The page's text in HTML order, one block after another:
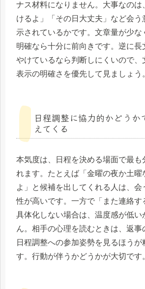
ナス材料になりません。大事なのは
けるよ」「その日大丈夫」など会う
示されているかです。文章量が少な
明確なら十分に前向きです。逆に長
やけているなら判断しにくいので、
表示の明確さを優先して見ましょう
日程調整に協力的かどうか
えてくる
本気度は、日程を決める場面で最も
れます。たとえば「金曜の夜か土曜
よ」と候補を出してくれる人は、会
性が高いです。一方で「また連絡す
具体化しない場合は、温度感が低い
ん。相手の心理を読むときは、返事
日程調整への参加姿勢を見るほうが
す。行動が伴うかどうかが大切です